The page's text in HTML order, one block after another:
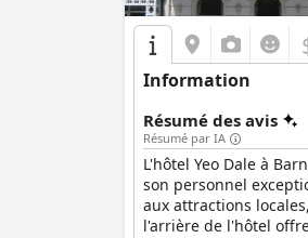
Information
Résumé des avis
Résumé par IA
L'hôtel Yeo Dale à
son personnel
aux attractions
l'arrière de l'hôtel